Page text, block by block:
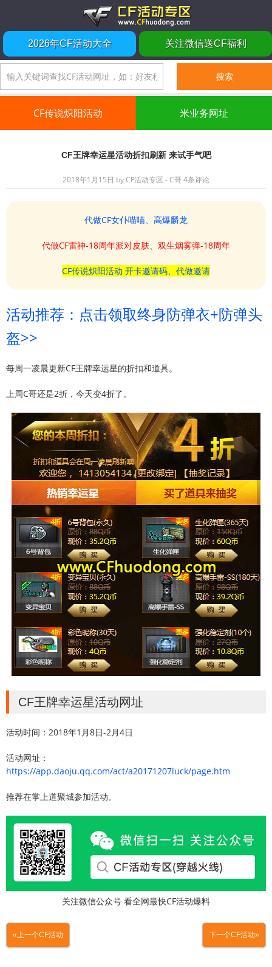
2026年CF活动大全 关注微信送CF福利
CF传说炽阳活动 米业务网址
CF王牌幸运星活动折扣刷新 来试手气吧
2018年1月15日 byCF活动专区 - C哥4条评论
代做CF女仆喵喵、高爆麟龙
代做CF雷神-18周年派对皮肤、双生烟雾弹-18周年
CF传说炽阳活动 开卡邀请码、代做邀请
活动推荐：点击领取终身防弹衣+防弹头
盔>>
每周一凌晨更新CF王牌幸运星的折扣和道具。
上周C哥还是2折，今天变4折了。
CF王牌幸运星活动网址
活动时间：2018年1月8日-2月4日
活动网址：
https://app.daoju.qq.com/act/a20171207luck/page.htm
推荐在掌上道聚城参加活动。
关注微信公众号 看全网最快CF活动爆料
«上一个CF活动 下一个CF活动»